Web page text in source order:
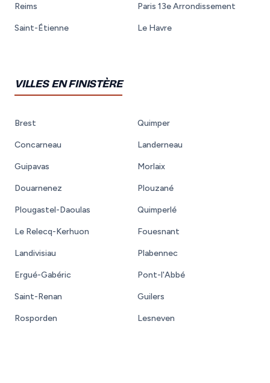
Reims Paris 13e Arrondissement
Saint-Étienne Le Havre
VILLES EN FINISTÈRE
Brest Quimper
Concarneau Landerneau
Guipavas Morlaix
Douarnenez Plouzané
Plougastel-Daoulas Quimperlé
Le Relecq-Kerhuon Fouesnant
Landivisiau Plabennec
Ergué-Gabéric Pont-l'Abbé
Saint-Renan Guilers
Rosporden Lesneven